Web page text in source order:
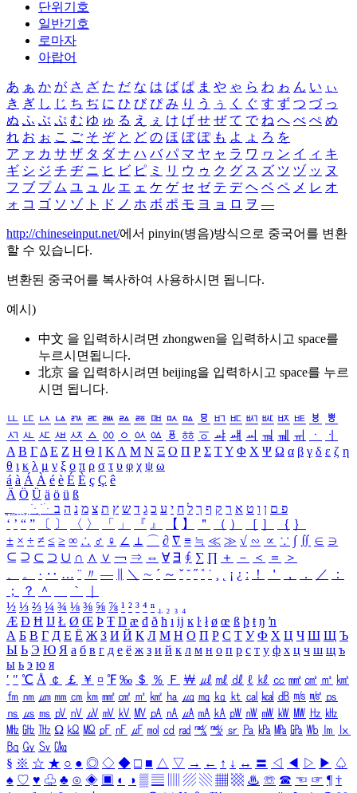
단위기호
일반기호
로마자
아랍어
あ ぁ か が さ ざ た だ な は ば ぱ ま や ゃ ら わ ゎ ん い ぃ
き ぎ し じ ち ぢ に ひ び ぴ み り う ぅ く ぐ す ず つ づ っ
ぬ ふ ぶ ぷ む ゆ ゅ る え ぇ け げ せ ぜ て で ね へ べ ぺ め
れ お ぉ こ ご そ ぞ と ど の ほ ぼ ぽ も よ ょ ろ を
ア ァ カ サ ザ タ ダ ナ ハ バ パ マ ヤ ャ ラ ワ ヮ ン イ ィ キ
ギ シ ジ チ ヂ ニ ヒ ビ ピ ミ リ ウ ゥ ク グ ス ズ ツ ヅ ッ ヌ
フ ブ プ ム ユ ュ ル エ ェ ケ ゲ セ ゼ テ デ ヘ ベ ペ メ レ オ
ォ コ ゴ ソ ゾ ト ド ノ ホ ボ ポ モ ヨ ョ ロ ヲ ―
http://chineseinput.net/에서 pinyin(병음)방식으로 중국어를 변환
할 수 있습니다.
변환된 중국어를 복사하여 사용하시면 됩니다.
예시)
中文 을 입력하시려면 zhongwen을 입력하시고 space를
누르시면됩니다.
北京 을 입력하시려면 beijing을 입력하시고 space를 누르
시면 됩니다.
ㅥ ㅦ ㅧ ㅨ ㅩ ㅪ ㅫ ㅬ ㅭ ㅮ ㅯ ㅰ ㅱ ㅲ ㅳ ㅴ ㅵ ㅶ ㅷ ㅸ
ㅹ
ㅺ ㅻ ㅼ ㅽ ㅾ ㅿ ㆀ ㆁ ㆂ ㆃ ㆄ ㆅ ㆆ ㆇ ㆈ ㆉ ㆊ ㆋ ㆌ ㆍ
ㆎ
Α Β ΓΔ Ε Ζ Η Θ Ι ΚΛ Μ Ν Ξ Ο Π Ρ Σ ΤΥ Φ Χ Ψ Ω α β γ δ ε ζ η
θ ι κ λ μ ν ξ ο π ρ σ τ υ φ χ ψ ω
á à Á À é è É È ç Ç ê
Ä Ö Ü ä ö ü ß
ִֶֹ ֻּ ׁׂ פ ם ן ו ט א ר ק ף ך ל ח י ע כ ג ד ש ץ ת צ מ נ ה ב
‘ ’ “ ” 〔 〕 〈 〉 「 」 『 』 【 】 ＂ （ ） ［ ］ ｛ ｝
± × ÷ ≠ ≤ ≥ ∞ ∴ ♂ ♀ ∠ ⊥ ⌒ ∂ ∇ ≡ ≒ ≪ ≫ √ ∽ ∝ ∵ ∫ ∬ ∈ ∋
⊆ ⊇ ⊂ ⊃ ∪ ∩ ∧ ∨ ￢ ⇒ ⇔ ∀ ∃ ∮ ∑ ∏ ＋ － ＜ ＝
＞
、
。 · ‥ … ¨ 〃 ― ＼ ∼ ´ ～ ˇ ˘ ˝ ˚ ˙ ¸ ¡ ¿ ː ！ ＇ ， ． ／
：
；
？ ＾ ｀
½ ⅓ ⅔ ¼ ¾ ⅛ ⅜ ⅝ ⅞ ¹ ² ³ ⁴ ⁿ ₁ ₂ ₃ ₄
Æ Ð Ħ Ĳ Ł Ø Œ Þ Ŧ Ŋ æ đ ð ħ ı ĳ ĸ ŀ ł ø œ ß þ ŧ ŋ ŉ
А Б В Г Д Е Ё Ж З И Й К Л М Н О П Р С Т У Ф Х Ц Ч Ш Щ Ъ
Ы Ь Э Ю Я а б в г д е ё ж з и й к л м н о п р с т у ф х ц ч ш щ ъ
ы ь э ю я
′ ″ ℃ Å ￠ ￡ ￥ ¤ ℉ ‰ ＄ ％ Ｆ ￦ ㎕ ㎖ ㎗ ℓ ㎘ ㏄ ㎣ ㎤ ㎥ ㎦
㎙ ㎚ ㎛ ㎜ ㎝ ㎞ ㎟ ㎠ ㎡ ㎢ ㏊ ㎍ ㎎ ㎏ ㏏ ㎈ ㎉ ㏈ ㎧ ㎨ ㎰
㎱ ㎲ ㎳ ㎴ ㎵ ㎶ ㎷ ㎸ ㎹ ㎀ ㎁ ㎂ ㎃ ㎄ ㎺ ㎻ ㎽ ㎾ ㎿ ㎐ ㎑
㎒ ㎓ ㎔ Ω ㏀ ㏁ ㎊ ㎋ ㎌ ㏖ ㏅ ㎭ ㎮ ㎯ ㏛ ㎩ ㎪ ㎫ ㎬ ㏝ ㏐
㏓
㏃ ㏉ ㏜ ㏆
§ ※ ☆ ★ ○ ● ◎ ◇ ◆ □ ■ △ ▽ → ← ↑ ↓ ↔ 〓 ◁ ◀ ▷ ▶ ♤
♠ ♡ ♥ ♧ ♣ ⊙ ◈ ▣ ◐ ◑ ▒ ▤ ▨ ▧ ▦ ▩ ♨ ☏ ☎ ☜ ☞ ¶ †